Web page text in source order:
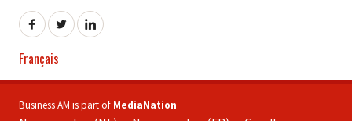
Français
Business AM is part of MediaNation